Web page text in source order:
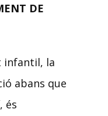
DE
infantil, la
abans que
és